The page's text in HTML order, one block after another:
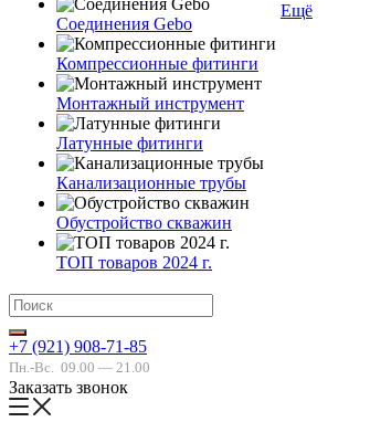
Соединения Gebo
Компрессионные фитинги
Монтажный инструмент
Латунные фитинги
Канализационные трубы
Обустройство скважин
ТОП товаров 2024 г.
Ещё
+7 (921) 908-71-85
Пн.-Вс. 09.00 — 21.00
Заказать звонок